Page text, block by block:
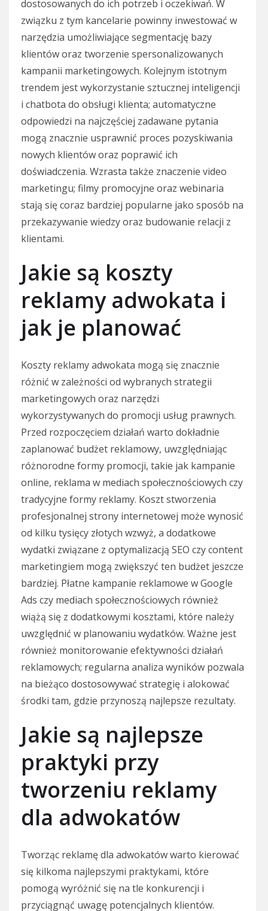
dostosowanych do ich potrzeb i oczekiwań. W
związku z tym kancelarie powinny inwestować w
narzędzia umożliwiające segmentację bazy
klientów oraz tworzenie spersonalizowanych
kampanii marketingowych. Kolejnym istotnym
trendem jest wykorzystanie sztucznej inteligencji
i chatbota do obsługi klienta; automatyczne
odpowiedzi na najczęściej zadawane pytania
mogą znacznie usprawnić proces pozyskiwania
nowych klientów oraz poprawić ich
doświadczenia. Wzrasta także znaczenie video
marketingu; filmy promocyjne oraz webinaria
stają się coraz bardziej popularne jako sposób na
przekazywanie wiedzy oraz budowanie relacji z
klientami.
Jakie są koszty
reklamy adwokata i
jak je planować
Koszty reklamy adwokata mogą się znacznie
różnić w zależności od wybranych strategii
marketingowych oraz narzędzi
wykorzystywanych do promocji usług prawnych.
Przed rozpoczęciem działań warto dokładnie
zaplanować budżet reklamowy, uwzględniając
różnorodne formy promocji, takie jak kampanie
online, reklama w mediach społecznościowych czy
tradycyjne formy reklamy. Koszt stworzenia
profesjonalnej strony internetowej może wynosić
od kilku tysięcy złotych wzwyż, a dodatkowe
wydatki związane z optymalizacją SEO czy content
marketingiem mogą zwiększyć ten budżet jeszcze
bardziej. Płatne kampanie reklamowe w Google
Ads czy mediach społecznościowych również
wiążą się z dodatkowymi kosztami, które należy
uwzględnić w planowaniu wydatków. Ważne jest
również monitorowanie efektywności działań
reklamowych; regularna analiza wyników pozwala
na bieżąco dostosowywać strategię i alokować
środki tam, gdzie przynoszą najlepsze rezultaty.
Jakie są najlepsze
praktyki przy
tworzeniu reklamy
dla adwokatów
Tworząc reklamę dla adwokatów warto kierować
się kilkoma najlepszymi praktykami, które
pomogą wyróżnić się na tle konkurencji i
przyciągnąć uwagę potencjalnych klientów.